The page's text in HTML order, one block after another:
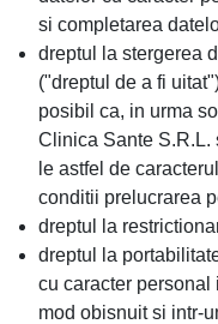
si completarea
dreptul la stergerea
("dreptul de a fi
posibil ca, in urma
Clinica Sante S.R.L.
le astfel de
conditii prelucrarea
dreptul la
dreptul la
cu caracter personal
mod obisnuit si intr-